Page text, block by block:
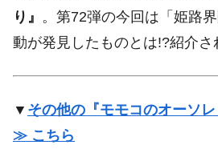
り』 。第72弾の今回は「姫路
動が発見したものとは!?紹介さ
▼ その他の『モモコのオーソ
≫ こちら